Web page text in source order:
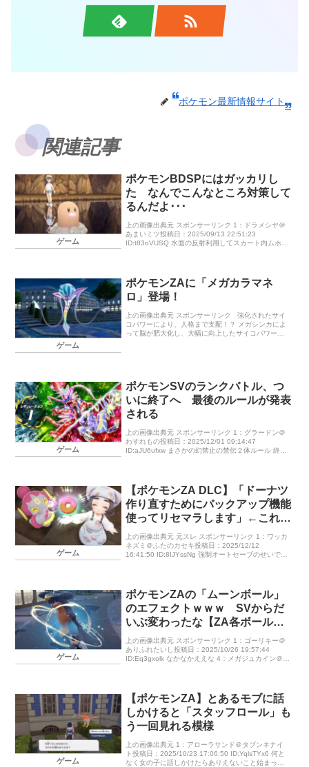
ポケモン最新情報サイト
関連記事
ゲーム
ポケモンBDSPにはガッカリし
た なんでこんなところ対策して
るんだよ･･･
上の画像出典元 スポンサーリンク 1：ドラメシヤ＠
あまいミツ投稿日：2025/09/13 22:51:23
ID:t83oVUSQ 水面の反射利用してスカート内ムホホ
ゲーム
ポケモンZAに「メガカラマネ
ロ」登場！
上の画像出典元 スポンサーリンク 強化されたサイ
コパワーにより、人格まで支配！？ メガシンカによ
って脳が肥大化し、大幅に向上したサイコパワーは
ゲーム
ポケモンSVのランクバトル、つ
いに終了へ 最後のルールが発表
される
上の画像出典元 スポンサーリンク 1：グラードン＠
わすれもの投稿日：2025/12/01 09:14:47
ID:aJU6ufxw まさかの幻禁止の禁伝２体ルール 終了
ゲーム
【ポケモンZA DLC】「ドーナツ
作り直すためにバックアップ機能
使ってリセマラします」←これ根
本的におかしいことしてるよ
な･･･オートセーブは不要だった
上の画像出典元 元スレ スポンサーリンク 1：ワッカ
ネズミ＠ふたのカセキ投稿日：2025/12/12
16:41:50 ID:8IJYssNg 強制オートセーブのせいでド
ゲーム
ポケモンZAの「ムーンボール」
のエフェクトｗｗｗ SVからだ
いぶ変わったな【ZA各ボールエ
フェクト比較】
上の画像出典元 スポンサーリンク 1：ゴーリキー＠
ありふれたいし投稿日：2025/10/26 19:57:44
ID:Eq3gxolk なかなかええな 4：メガジュカイン＠カ
ゲーム
【ポケモンZA】とあるモブに話
しかけると「スタッフロール」も
う一回見れる模様
上の画像出典元 1：アローラサンド＠タブンネナイ
ト投稿日：2025/10/23 17:06:50 ID:YqlsTYx6 何と
なく女の子に話しかけたらありえないこと始まって